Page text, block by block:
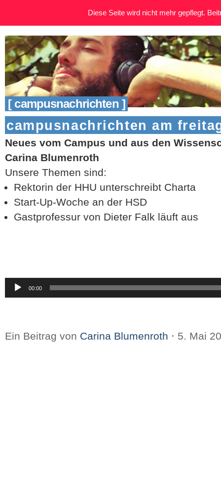
[ campusnachrichten ]
campusnachrichten am
Neues vom Campus und aus den
Carina Blumenroth
Unsere Themen sind:
Rektorin der HHU unterschreibt Charta
Start-Up-Woche an der HSD
Gastprofessur von Dieter Falk läuft aus
Audio-
Player
00:00
Ein Beitrag von Carina Blumenroth ⋅ 5. Mai
Diese Seite wird nicht mehr gepflegt.